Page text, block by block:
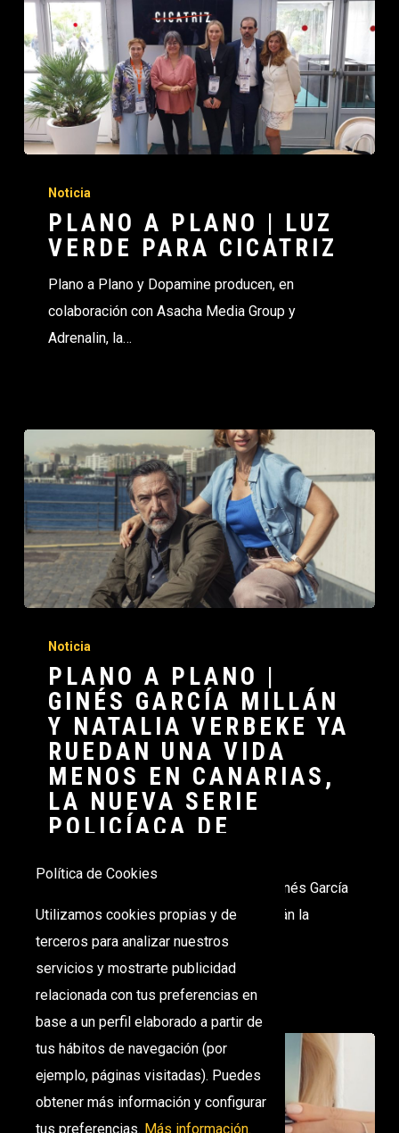
Noticia
PLANO A PLANO | LUZ
VERDE PARA CICATRIZ
Plano a Plano y Dopamine producen, en
colaboración con Asacha Media Group y
Adrenalin, la…
Noticia
PLANO A PLANO |
GINÉS GARCÍA MILLÁN
Y NATALIA VERBEKE YA
RUEDAN UNA VIDA
MENOS EN CANARIAS,
LA NUEVA SERIE
POLICÍACA DE
Madrid, 13 de septiembre de 2023. Ginés García
Millán y Natalia Verbeke protagonizarán la
ficción donde…
Política de Cookies
Utilizamos cookies propias y de
terceros para analizar nuestros
servicios y mostrarte publicidad
relacionada con tus preferencias en
base a un perfil elaborado a partir de
tus hábitos de navegación (por
ejemplo, páginas visitadas). Puedes
obtener más información y configurar
tus preferencias. Más información.